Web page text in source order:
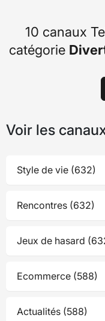
10 canaux
catégorie
Voir les
Style de vie (632)
Rencontres (632)
Jeux de hasard
Ecommerce (588)
Actualités (588)